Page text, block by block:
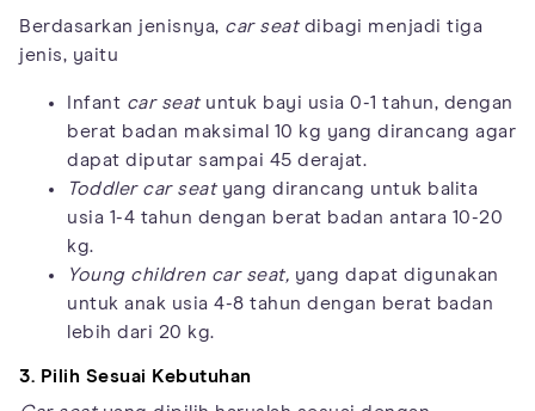
Berdasarkan jenisnya, car seatdibagi menjadi tiga
jenis, yaitu
Infant car seatuntuk bayi usia 0-1 tahun, dengan
berat badan maksimal 10 kg yang dirancang agar
dapat diputar sampai 45 derajat.
Toddler car seatyang dirancang untuk balita
usia 1-4 tahun dengan berat badan antara 10-20
kg.
Young children car seat, yang dapat digunakan
untuk anak usia 4-8 tahun dengan berat badan
lebih dari 20 kg.
3. Pilih Sesuai Kebutuhan